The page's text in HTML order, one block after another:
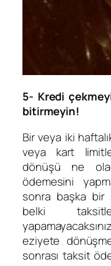
5- Kredi
bitirmeyin!
Bir veya iki
veya kart
dönüşü ne
ödemesini
sonra başka bir
belki
eziyete
sonrası taksit